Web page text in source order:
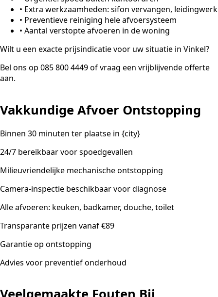
• Extra werkzaamheden: sifon vervangen, leidingwerk
• Preventieve reiniging hele afvoersysteem
• Aantal verstopte afvoeren in de woning
Wilt u een exacte prijsindicatie voor uw situatie in Vinkel?
Bel ons op 085 800 4449 of vraag een vrijblijvende offerte
aan.
Vakkundige Afvoer Ontstopping
Binnen 30 minuten ter plaatse in {city}
24/7 bereikbaar voor spoedgevallen
Milieuvriendelijke mechanische ontstopping
Camera-inspectie beschikbaar voor diagnose
Alle afvoeren: keuken, badkamer, douche, toilet
Transparante prijzen vanaf €89
Garantie op ontstopping
Advies voor preventief onderhoud